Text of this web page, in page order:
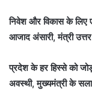
निवेश और विकास के लिए
आजाद अंसारी, मंत्री
प्रदेश के हर हिस्से को
अवस्थी, मुख्यमंत्री के